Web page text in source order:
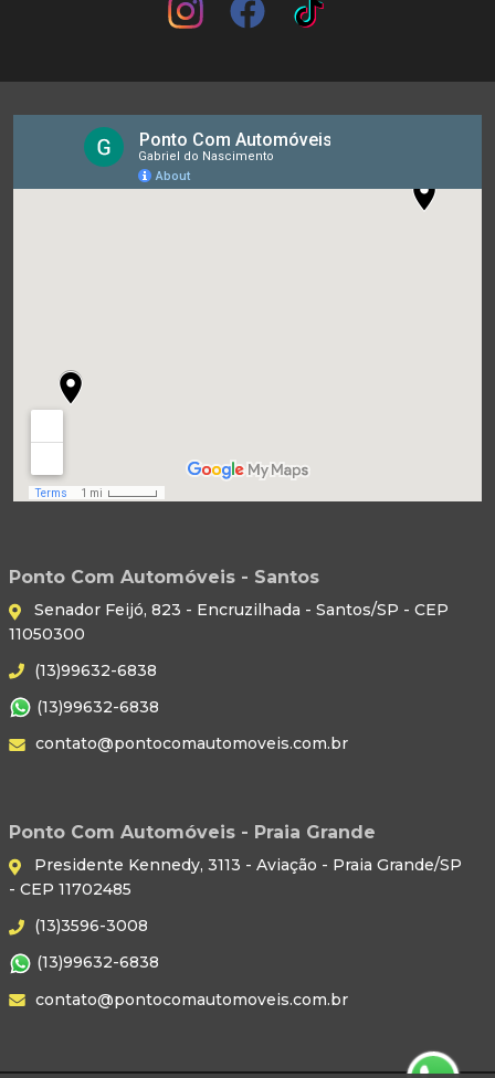
Ponto Com Automóveis - Santos
Senador Feijó, 823 - Encruzilhada - Santos/SP - CEP
11050300
(13)99632-6838
(13)99632-6838
contato@pontocomautomoveis.com.br
Ponto Com Automóveis - Praia Grande
Presidente Kennedy, 3113 - Aviação - Praia Grande/SP
- CEP 11702485
(13)3596-3008
(13)99632-6838
contato@pontocomautomoveis.com.br